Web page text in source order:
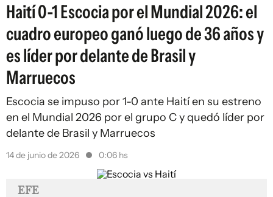
Haití 0-1 Escocia por el Mundial 2026: el
cuadro europeo ganó luego de 36 años y
es líder por delante de Brasil y
Marruecos
Escocia se impuso por 1-0 ante Haití en su estreno
en el Mundial 2026 por el grupo C y quedó líder por
delante de Brasil y Marruecos
14 de junio de 2026 0:06 hs
EFE